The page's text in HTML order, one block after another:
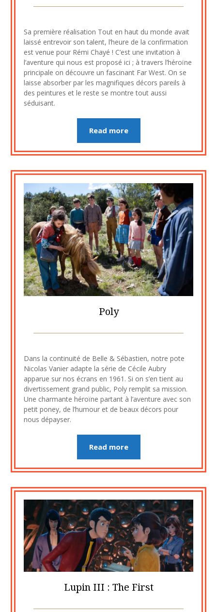
3
novembre
2020
Sa première réalisation Tout en haut du monde avait
laissé entrevoir son talent, l’heure de la confirmation
est venue pour Rémi Chayé ! C’est une invitation à
l’aventure qui nous est proposé ici ; à travers l’héroïne
principale on découvre un fascinant Far West. On se
laisse absorber par les magnifiques décors pareils à
des peintures et le reste se montre tout aussi
séduisant.
Read more
Poly
27
octobre
2020
Dans la continuité de Belle & Sébastien, notre pote
Nicolas Vanier adapte la série de Cécile Aubry
apparue sur nos écrans en 1961. Si on s’en tient au
divertissement grand public, Poly remplit sa mission.
Une charmante héroïne partant à l’aventure avec son
petit poney, de l’humour et de beaux décors pour
nous dépayser.
Read more
Lupin III : The First